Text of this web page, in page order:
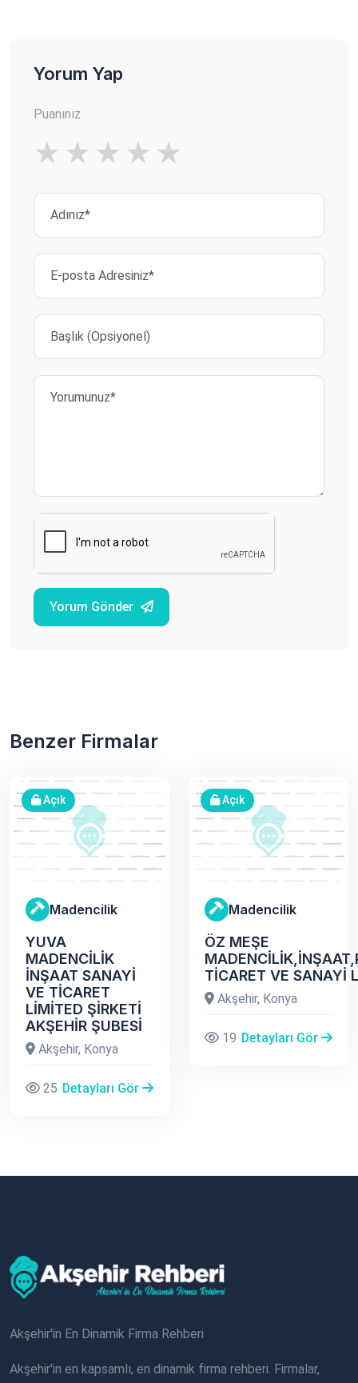
Yorum Yap
Puanınız
★
★
★
★
★
Yorum Gönder
Benzer Firmalar
Açık
Madencilik
YUVA
MADENCİLİK
İNŞAAT SANAYİ
VE TİCARET
LİMİTED ŞİRKETİ
AKŞEHİR ŞUBESİ
Akşehir, Konya
25 Detayları Gör
Açık
Madencilik
ÖZ MEŞE
TİCARET VE SANAYİ
Akşehir, Konya
19 Detayları Gör
Akşehir'in En Dinamik Firma Rehberi
Akşehir'in en kapsamlı, en dinamik firma rehberi. Firmalar,